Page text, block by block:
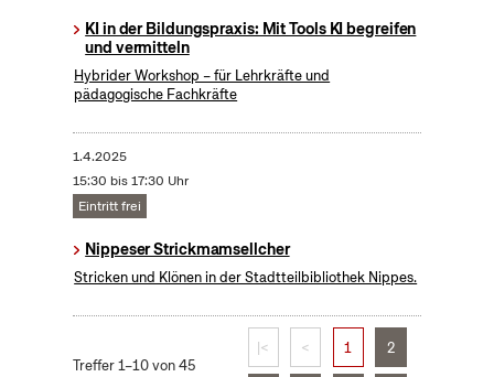
KI in der Bildungspraxis: Mit Tools KI begreifen
und vermitteln
Hybrider Workshop – für Lehrkräfte und
pädagogische Fachkräfte
1.4.2025
15:30 bis 17:30 Uhr
Eintritt frei
Nippeser Strickmamsellcher
Stricken und Klönen in der Stadtteilbibliothek Nippes.
Treffer 1–10 von 45
|< < 1 2